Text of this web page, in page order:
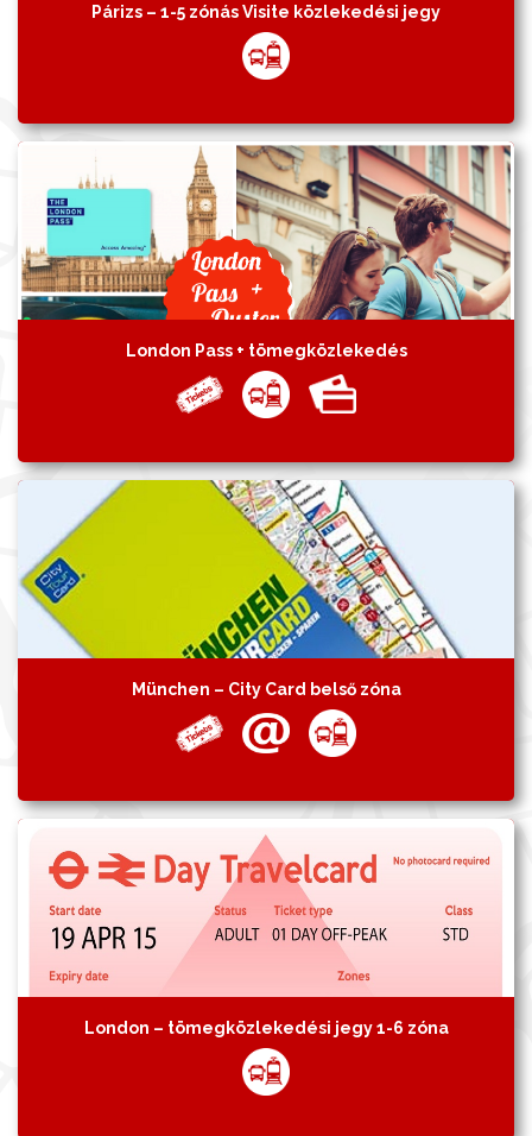
Párizs – 1-5 zónás Visite közlekedési jegy
London Pass + tömegközlekedés
München – City Card belső zóna
London – tömegközlekedési jegy 1-6 zóna